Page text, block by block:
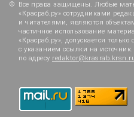
Все права защищены. Любые
«Красраб.ру» сотрудниками
и читателями, являются
частичное использование
«Красраб.ру», допускается
с указанием ссылки на
по адресу